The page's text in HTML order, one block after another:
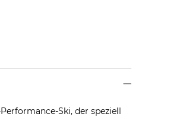
Ski, der speziell